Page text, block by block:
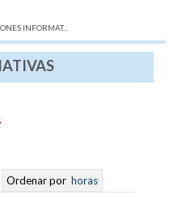
INFORMAT...
Ordenar por horas